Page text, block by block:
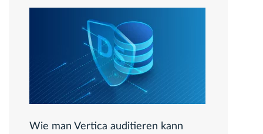
Wie man Vertica auditieren kann